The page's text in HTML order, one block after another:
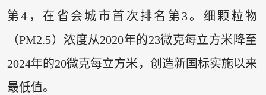
第4，在省会城市首次排名第3。细颗粒物
（PM2.5）浓度从2020年的23微克每立方米降至
2024年的20微克每立方米，创造新国标实施以来
最低值。